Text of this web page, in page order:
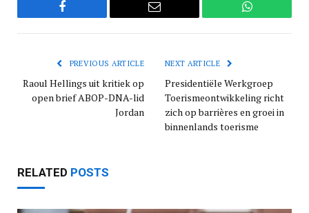
Facebook Email WhatsApp
PREVIOUS ARTICLE
Raoul Hellings uit kritiek op
open brief ABOP-DNA-lid
Jordan
NEXT ARTICLE
Presidentiële Werkgroep
Toerismeontwikkeling richt
zich op barrières en groei in
binnenlands toerisme
RELATED POSTS